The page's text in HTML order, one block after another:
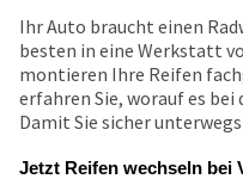
Ihr Auto braucht einen
besten in eine Werkstatt
montieren Ihre Reifen
erfahren Sie, worauf es
Damit Sie sicher
Jetzt Reifen wechseln bei